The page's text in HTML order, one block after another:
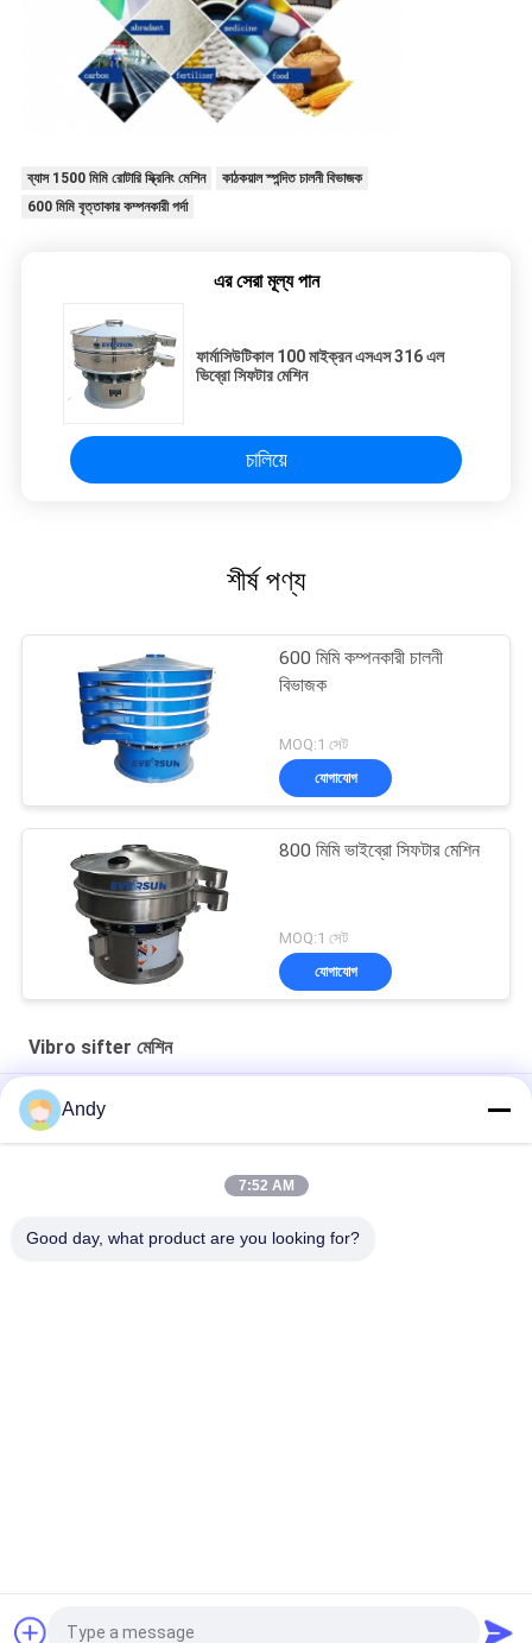
ব্যাস 1500 মিমি রোটারি স্ক্রিনিং মেশিন
কাঠকয়াল স্পন্দিত চালনী বিভাজক
600 মিমি বৃত্তাকার কম্পনকারী পর্দা
এর সেরা মূল্য পান
ফার্মাসিউটিকাল 100 মাইক্রন এসএস 316 এল
ভিব্রো সিফটার মেশিন
চালিয়ে
শীর্ষ পণ্য
600 মিমি কম্পনকারী চালনী
বিভাজক
MOQ:1 সেট
যোগাযোগ
800 মিমি ভাইব্রো সিফটার মেশিন
MOQ:1 সেট
যোগাযোগ
Vibro sifter মেশিন
High-Frequency Screen for Fine Material Processing in Mining
and Building Materials
Andy
7:52 AM
Good day, what product are you looking for?